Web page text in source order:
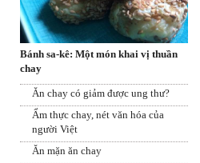
Bánh sa-kê: Một món khai vị thuần
chay
Ăn chay có giảm được ung thư?
Ẩm thực chay, nét văn hóa của
người Việt
Ăn mặn ăn chay